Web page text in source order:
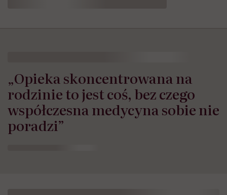
„Opieka skoncentrowana na
rodzinie to jest coś, bez czego
współczesna medycyna sobie nie
poradzi”